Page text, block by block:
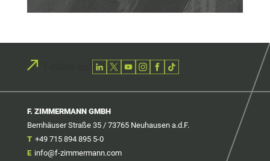
F. ZIMMERMANN GMBH
Bernhäuser Straße 35 / 73765 Neuhausen a.d.F.
T +49 715 894 895 5-0
E info@f-zimmermann.com